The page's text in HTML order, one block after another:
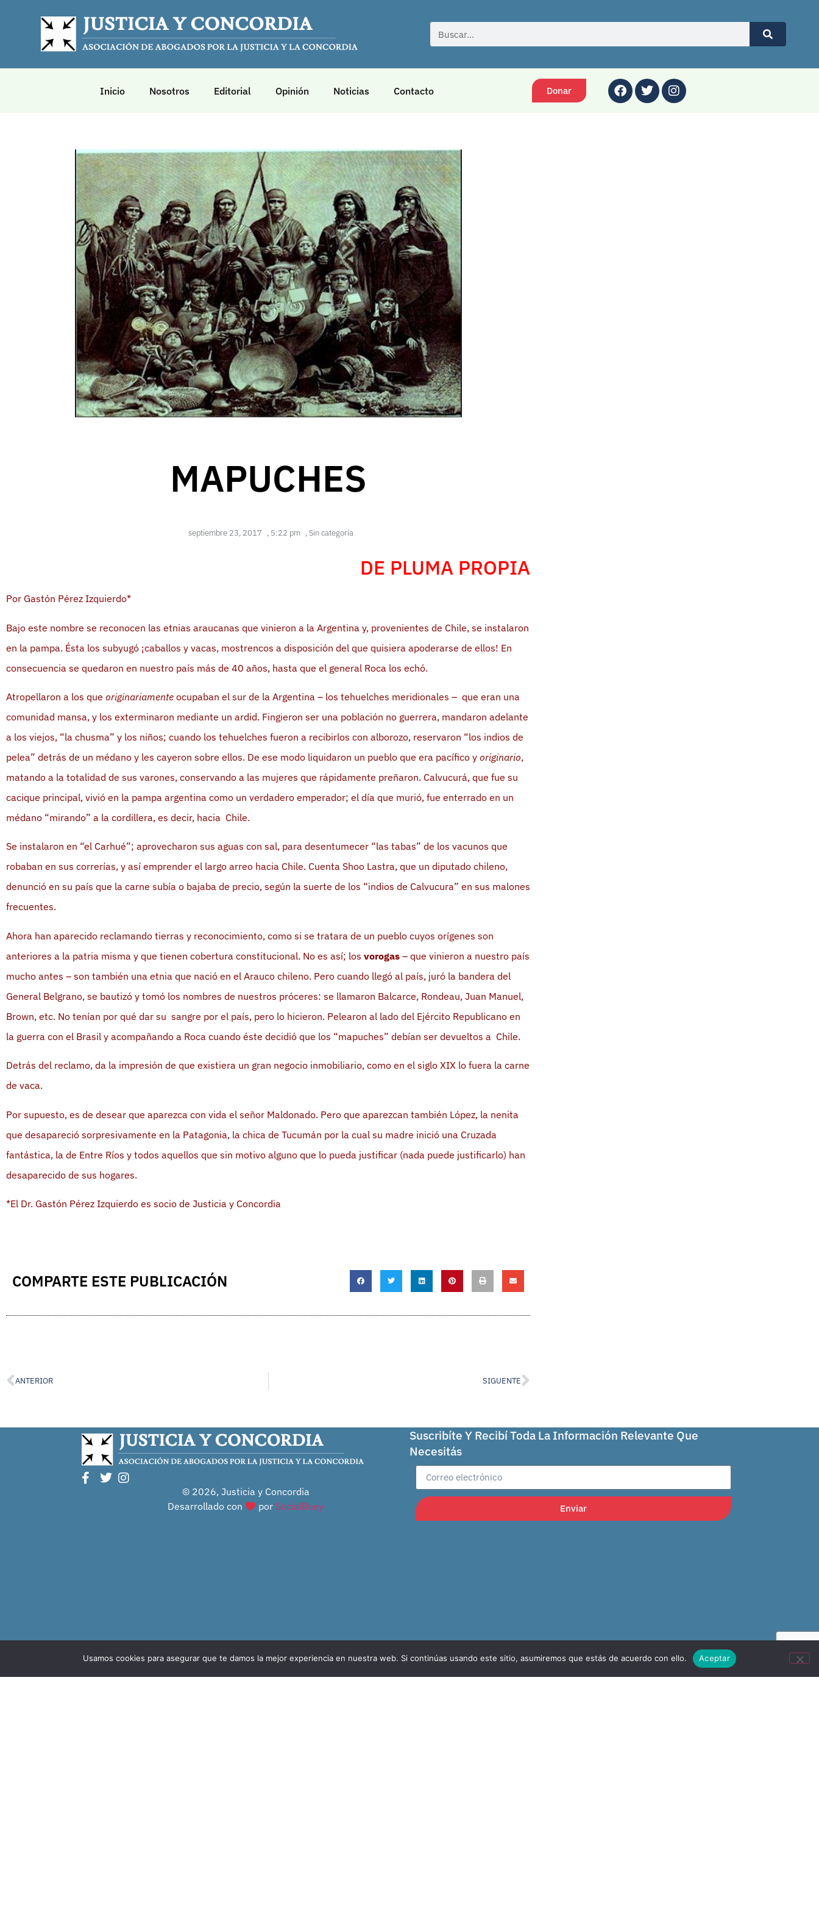
Inicio Nosotros Editorial Opinión Noticias Contacto Donar
MAPUCHES
septiembre 23, 2017 , 5:22 pm , Sin categoría
DE PLUMA PROPIA
Por Gastón Pérez Izquierdo*
Bajo este nombre se reconocen las etnias araucanas que vinieron a la Argentina y, provenientes de Chile, se instalaron
en la pampa. Ésta los subyugó ¡caballos y vacas, mostrencos a disposición del que quisiera apoderarse de ellos! En
consecuencia se quedaron en nuestro país más de 40 años, hasta que el general Roca los echó.
Atropellaron a los que originariamente ocupaban el sur de la Argentina – los tehuelches meridionales – que eran una
comunidad mansa, y los exterminaron mediante un ardid. Fingieron ser una población no guerrera, mandaron adelante
a los viejos, “la chusma” y los niños; cuando los tehuelches fueron a recibirlos con alborozo, reservaron “los indios de
pelea” detrás de un médano y les cayeron sobre ellos. De ese modo liquidaron un pueblo que era pacífico y originario,
matando a la totalidad de sus varones, conservando a las mujeres que rápidamente preñaron. Calvucurá, que fue su
cacique principal, vivió en la pampa argentina como un verdadero emperador; el día que murió, fue enterrado en un
médano “mirando” a la cordillera, es decir, hacia Chile.
Se instalaron en “el Carhué”; aprovecharon sus aguas con sal, para desentumecer “las tabas” de los vacunos que
robaban en sus correrías, y así emprender el largo arreo hacia Chile. Cuenta Shoo Lastra, que un diputado chileno,
denunció en su país que la carne subía o bajaba de precio, según la suerte de los “indios de Calvucura” en sus malones
frecuentes.
Ahora han aparecido reclamando tierras y reconocimiento, como si se tratara de un pueblo cuyos orígenes son
anteriores a la patria misma y que tienen cobertura constitucional. No es así; los vorogas – que vinieron a nuestro país
mucho antes – son también una etnia que nació en el Arauco chileno. Pero cuando llegó al país, juró la bandera del
General Belgrano, se bautizó y tomó los nombres de nuestros próceres: se llamaron Balcarce, Rondeau, Juan Manuel,
Brown, etc. No tenían por qué dar su sangre por el país, pero lo hicieron. Pelearon al lado del Ejército Republicano en
la guerra con el Brasil y acompañando a Roca cuando éste decidió que los “mapuches” debían ser devueltos a Chile.
Detrás del reclamo, da la impresión de que existiera un gran negocio inmobiliario, como en el siglo XIX lo fuera la carne
de vaca.
Por supuesto, es de desear que aparezca con vida el señor Maldonado. Pero que aparezcan también López, la nenita
que desapareció sorpresivamente en la Patagonia, la chica de Tucumán por la cual su madre inició una Cruzada
fantástica, la de Entre Ríos y todos aquellos que sin motivo alguno que lo pueda justificar (nada puede justificarlo) han
desaparecido de sus hogares.
*El Dr. Gastón Pérez Izquierdo es socio de Justicia y Concordia
COMPARTE ESTE PUBLICACIÓN
ANTERIOR SIGUENTE
© 2026, Justicia y Concordia
Desarrollado con
por SocialBuey
Suscribíte Y Recibí Toda La Información Relevante Que
Necesitás
Enviar
Usamos cookies para asegurar que te damos la mejor experiencia en nuestra web. Si continúas usando este sitio, asumiremos que estás de acuerdo con ello. Aceptar